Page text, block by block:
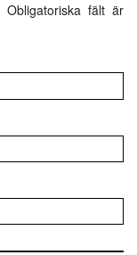
Obligatoriska fält är